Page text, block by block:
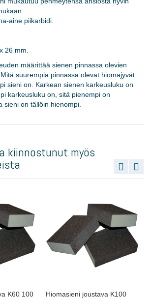
aine piikarbidi.
26 mm.
määrittää sienen pinnassa olevien
suurempia pinnassa olevat hiomajyvät
sieni on. Karkean sienen karkeusluku on
karkeusluku on, sitä pienempi on
sieni on tällöin hienompi.
kiinnostunut myös
K60 100
Hiomasieni joustava K100